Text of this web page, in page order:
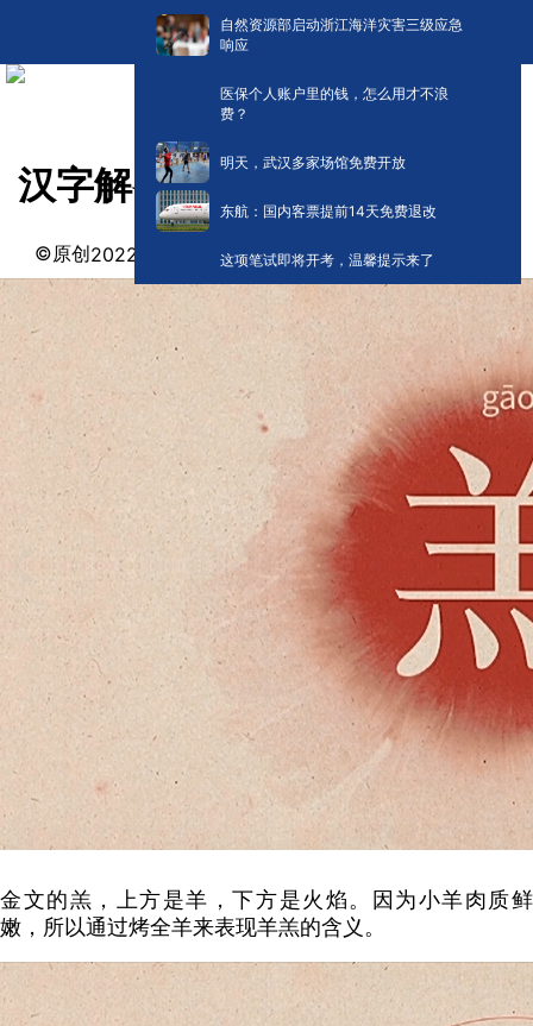
自然资源部启动浙江海洋灾害三级应急
响应
医保个人账户里的钱，怎么用才不浪
费？
明天，武汉多家场馆免费开放
东航：国内客票提前14天免费退改
这项笔试即将开考，温馨提示来了
汉字解密|羔字的字形变化
©原创2022-03-04 22:27阅读:0
金文的羔，上方是羊，下方是火焰。因为小羊肉质鲜
嫩，所以通过烤全羊来表现羊羔的含义。